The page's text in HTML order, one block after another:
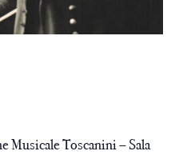
Musicale Toscanini – Sala